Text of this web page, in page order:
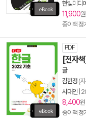
한빛미디
11,900
종이책 정
PDF
[전자
글
김현정 (
시대인
8,400
종이책 정